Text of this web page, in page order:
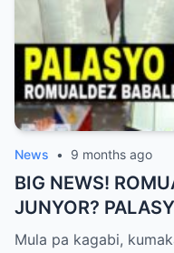
News • 9 months ago
BIG NEWS!
JUNYOR?
OMBUDSMAN
Mula pa kagabi,